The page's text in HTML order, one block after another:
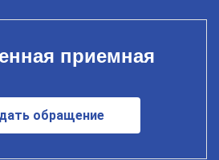
приемная
обращение